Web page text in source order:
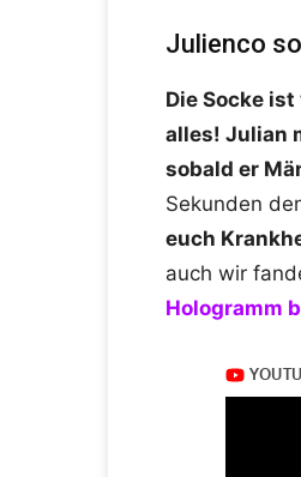
Julienco
Die Socke
alles! Julian
sobald er
Sekunden
euch
auch wir
Hologramm